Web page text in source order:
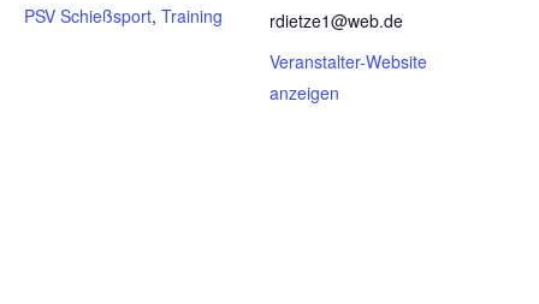
PSV Schießsport, Training
rdietze1@web.de
Veranstalter-Website
anzeigen